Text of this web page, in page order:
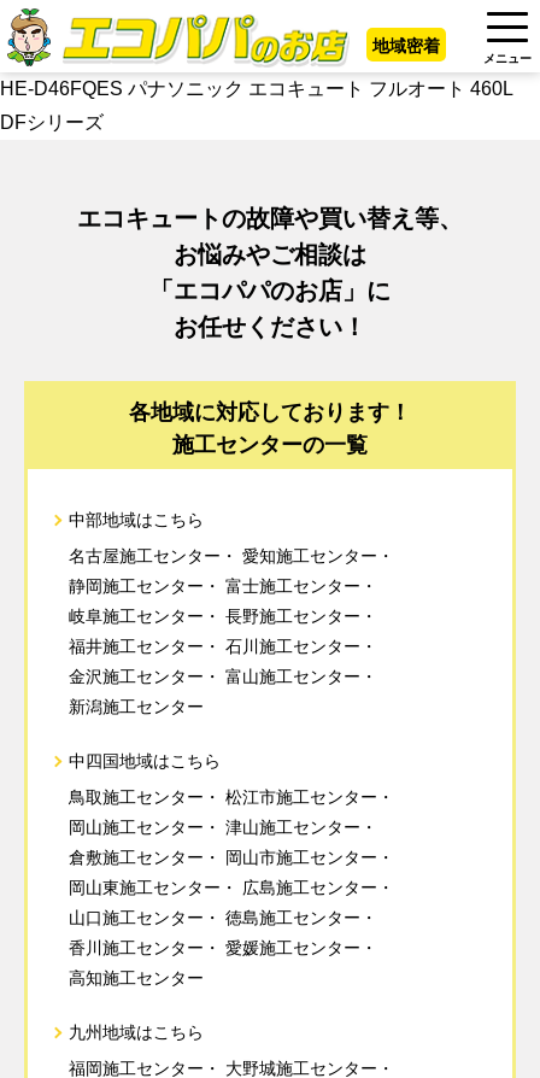
地域密着
メニュー
HE-D46FQES パナソニック エコキュート フルオート 460L
DFシリーズ
エコキュートの故障や買い替え等、
お悩みやご相談は
「エコパパのお店」に
お任せください！
各地域に対応しております！
施工センターの一覧
中部地域はこちら
名古屋施工センター
愛知施工センター
静岡施工センター
富士施工センター
岐阜施工センター
長野施工センター
福井施工センター
石川施工センター
金沢施工センター
富山施工センター
新潟施工センター
中四国地域はこちら
鳥取施工センター
松江市施工センター
岡山施工センター
津山施工センター
倉敷施工センター
岡山市施工センター
岡山東施工センター
広島施工センター
山口施工センター
徳島施工センター
香川施工センター
愛媛施工センター
高知施工センター
九州地域はこちら
福岡施工センター
大野城施工センター